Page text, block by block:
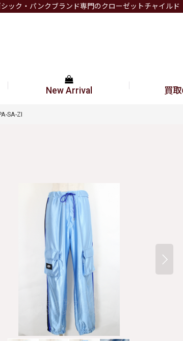
ック・パンクブランド専門のクローゼットチャイルド
New Arrival 買
SA-ZI